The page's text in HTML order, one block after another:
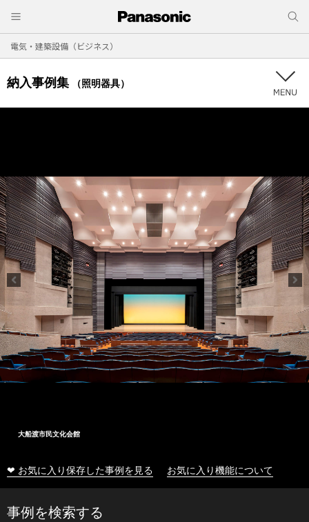
電気・建築設備（ビジネス）
納入事例集 （照明器具）
大船渡市民文化会館
❤ お気に入り保存した事例を見る お気に入り機能について
事例を検索する